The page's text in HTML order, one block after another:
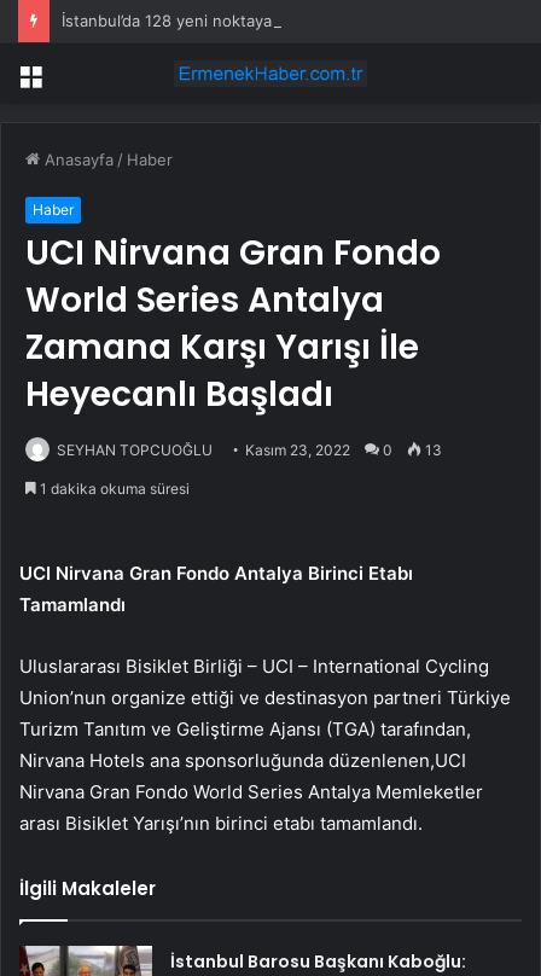
İstanbul’da 128 yeni noktaya daha EDS geliyor
Menü
Anasayfa / Haber
Haber
UCI Nirvana Gran Fondo
World Series Antalya
Zamana Karşı Yarışı İle
Heyecanlı Başladı
SEYHAN TOPCUOĞLU Kasım 23, 2022 0 13
1 dakika okuma süresi
UCI Nirvana Gran Fondo Antalya Birinci Etabı
Tamamlandı
Uluslararası Bisiklet Birliği – UCI – International Cycling
Union’nun organize ettiği ve destinasyon partneri Türkiye
Turizm Tanıtım ve Geliştirme Ajansı (TGA) tarafından,
Nirvana Hotels ana sponsorluğunda düzenlenen,UCI
Nirvana Gran Fondo World Series Antalya Memleketler
arası Bisiklet Yarışı’nın birinci etabı tamamlandı.
İlgili Makaleler
İstanbul Barosu Başkanı Kaboğlu: